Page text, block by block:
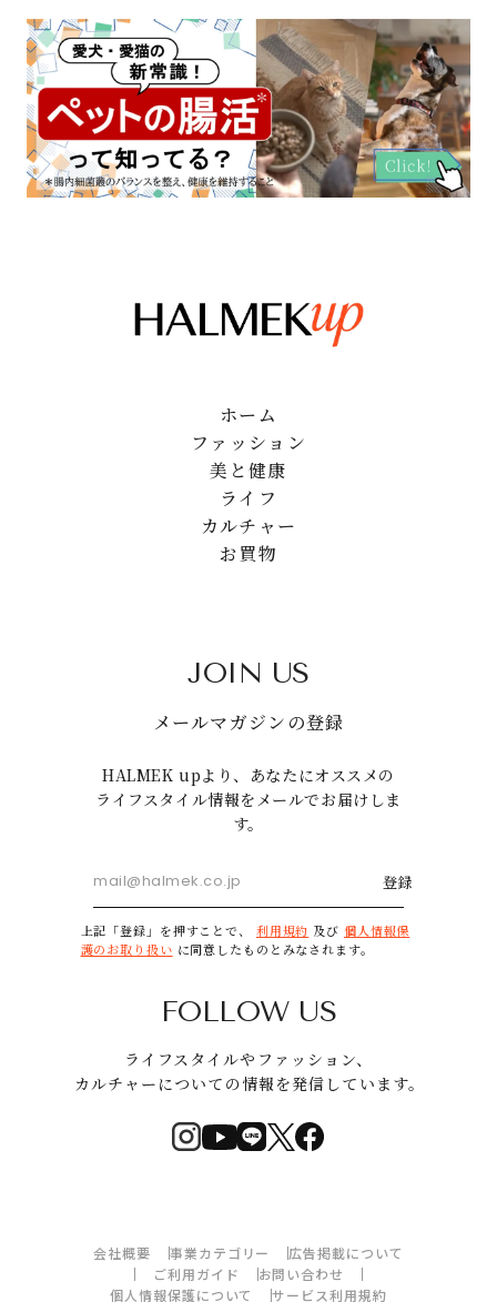
ホーム
ファッション
美と健康
ライフ
カルチャー
お買物
JOIN US
メールマガジンの登録
HALMEK upより、あなたにオススメの
ライフスタイル情報をメールでお届けしま
す。
登録
上記「登録」を押すことで、 利用規約 及び 個人情報保
護のお取り扱い に同意したものとみなされます。
FOLLOW US
ライフスタイルやファッション、
カルチャーについての情報を発信しています。
会社概要 事業カテゴリー
広告掲載について
ご利用ガイド
お問い合わせ
個人情報保護について
サービス利用規約